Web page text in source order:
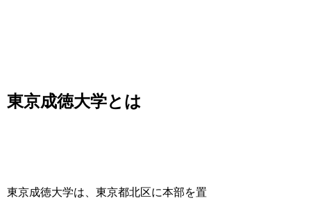
東京成徳大学とは
東京成徳大学は、東京都北区に本部を置